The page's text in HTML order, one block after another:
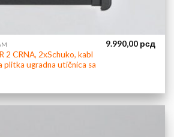
2 CRNA, 2xSchuko, kabl
plitka ugradna utičnica sa
9.990,00 рсд